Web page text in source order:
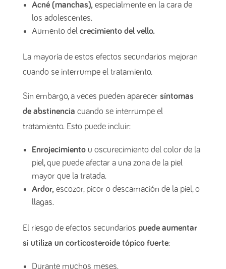
Acné (manchas),especialmente en la cara de
los adolescentes.
Aumento del crecimiento del vello.
La mayoría de estos efectos secundarios mejoran
cuando se interrumpe el tratamiento.
Sin embargo, a veces pueden aparecer síntomas
de abstinencia cuando se interrumpe el
tratamiento. Esto puede incluir:
Enrojecimientou oscurecimiento del color de la
piel, que puede afectar a una zona de la piel
mayor que la tratada.
Ardor,escozor, picor o descamación de la piel, o
llagas.
El riesgo de efectos secundarios puede aumentar
si utiliza un corticosteroide tópico fuerte:
Durante muchos meses.